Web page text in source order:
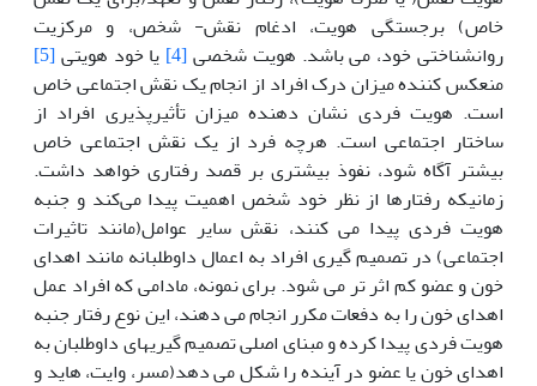
خاص) برجستگی هویت، ادغام نقش- شخص، و مرکزیت
روانشناختی خود، می باشد. هویت شخصی[4] یا خود هویتی[5]
منعکس کننده میزان درک افراد از انجام یک نقش اجتماعی خاص
است. هویت فردی نشان دهنده میزان تأثیرپذیری افراد از
ساختار اجتماعی است. هرچه فرد از یک نقش اجتماعی خاص
بیشتر آگاه شود، نفوذ بیشتری بر قصد رفتاری خواهد داشت.
زمانیکه رفتارها از نظر خود شخص اهمیت پیدا می‌کند و جنبه
هویت فردی پیدا می کنند، نقش سایر عوامل(مانند تاثیرات
اجتماعی) در تصمیم گیری افراد به اعمال داوطلبانه مانند اهدای
خون و عضو کم اثر تر می شود. برای نمونه، مادامی که افراد عمل
اهدای خون را به دفعات مکرر انجام می دهند، این نوع رفتار جنبه
هویت فردی پیدا کرده و مبنای اصلی تصمیم گیریهای داوطلبان به
اهدای خون یا عضو در آینده را شکل می دهد(مسر، وایت، هاید و